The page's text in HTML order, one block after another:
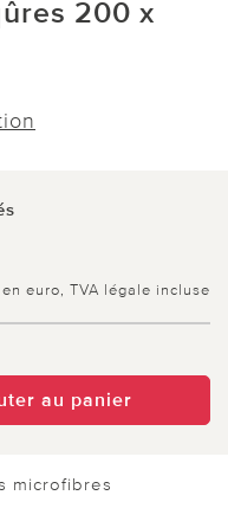
200 x
en euro, TVA légale incluse
au panier
microfibres